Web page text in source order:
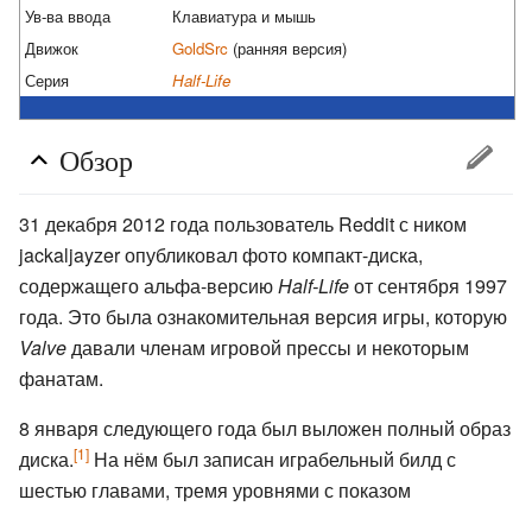
Ув-ва ввода
Клавиатура и мышь
Движок
GoldSrc (ранняя версия)
Серия
Half-Life
Обзор
31 декабря 2012 года пользователь Reddit с ником
jackaljayzer опубликовал фото компакт-диска,
содержащего альфа-версиюHalf-Lifeот сентября 1997
года. Это была ознакомительная версия игры, которую
Valveдавали членам игровой прессы и некоторым
фанатам.
8 января следующего года был выложен полный образ
диска.[1] На нём был записан играбельный билд с
шестью главами, тремя уровнями с показом